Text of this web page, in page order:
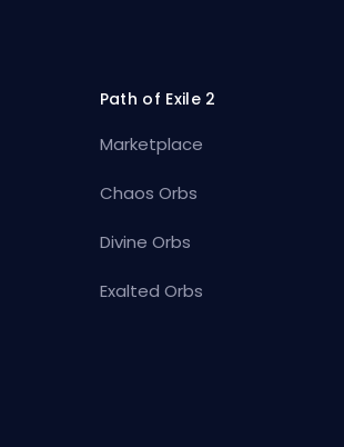
Path of Exile 2
Marketplace
Chaos Orbs
Divine Orbs
Exalted Orbs